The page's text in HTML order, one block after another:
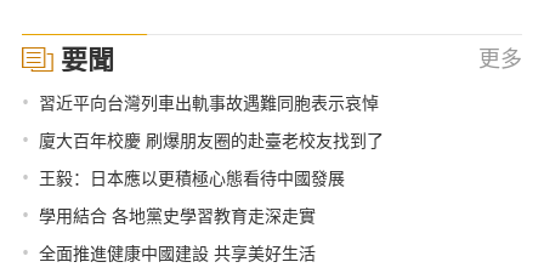
要聞 更多
• 習近平向台灣列車出軌事故遇難同胞表示哀悼
• 廈大百年校慶 刷爆朋友圈的赴臺老校友找到了
• 王毅：日本應以更積極心態看待中國發展
• 學用結合 各地黨史學習教育走深走實
• 全面推進健康中國建設 共享美好生活